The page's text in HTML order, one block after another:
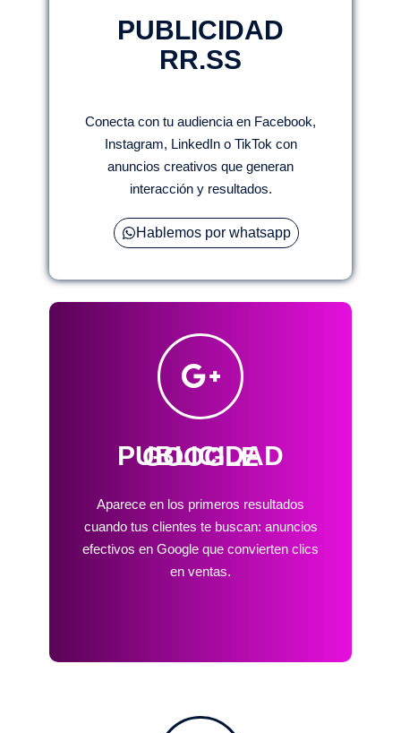
PUBLICIDAD
RR.SS
Conecta con tu audiencia en Facebook,
Instagram, LinkedIn o TikTok con
anuncios creativos que generan
interacción y resultados.
Hablemos por whatsapp
PUBLICIDAD GOOGLE
Aparece en los primeros resultados
cuando tus clientes te buscan: anuncios
efectivos en Google que convierten clics
en ventas.